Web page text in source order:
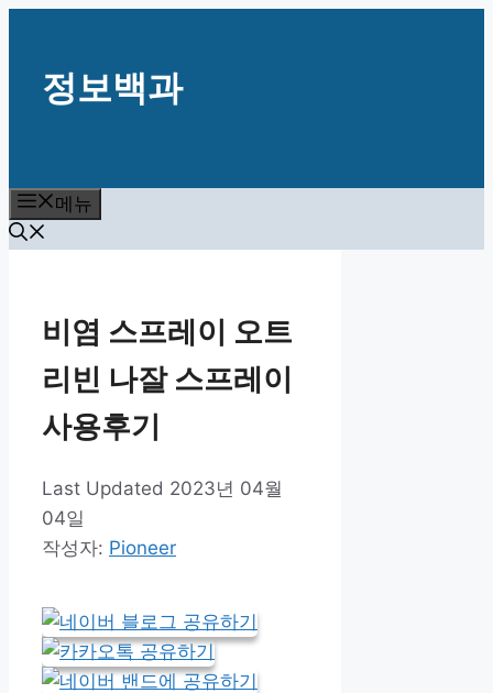
뛰
기
정보백과
메뉴
비염 스프레이 오트
리빈 나잘 스프레이
사용후기
2023년 04월
04일
작성자: Pioneer